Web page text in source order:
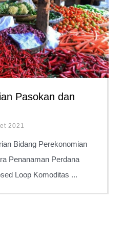
Pasokan dan
2021
Bidang Perekonomian
Penanaman Perdana
Loop Komoditas ...